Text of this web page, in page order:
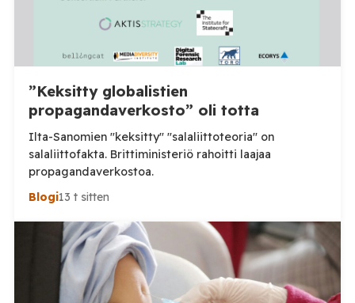
”Keksitty globalistien
propagandaverkosto” oli totta
Ilta-Sanomien "keksitty" "salaliittoteoria" on
salaliittofakta. Brittiministeriö rahoitti laajaa
propagandaverkostoa.
Blogi13 t sitten